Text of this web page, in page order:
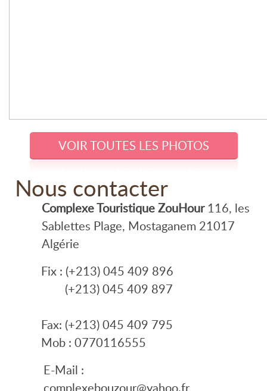
VOIR TOUTES LES PHOTOS
Nous contacter
Complexe Touristique ZouHour116, les
Sablettes Plage, Mostaganem 21017
Algérie
Fix : (+213) 045 409 896
(+213) 045 409 897
Fax: (+213) 045 409 795
Mob : 0770116555
E-Mail :
complexebouzour@yahoo.fr